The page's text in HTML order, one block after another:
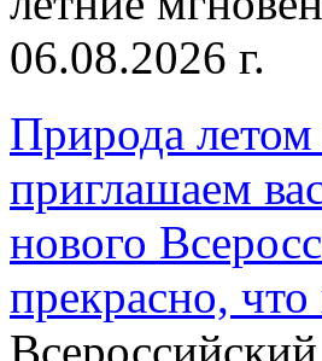
06.08.2026 г.
Природа
приглашаем
нового
прекрасно,